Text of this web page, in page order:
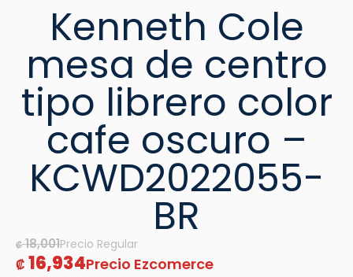
Kenneth Cole
mesa de centro
tipo librero color
cafe oscuro –
KCWD2022055-
BR
₡18,001
₡ 16,934